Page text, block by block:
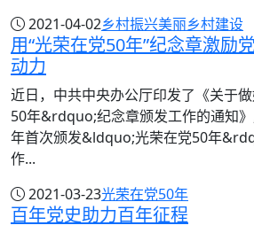
2021-04-02乡村振兴美丽乡村建设
用“光荣在党50年”纪念章激励
动力
近日，中共中央办公厅印发了《关于
50年&rdquo;纪念章颁发工作的通知
年首次颁发&ldquo;光荣在党50年
作...
2021-03-23光荣在党50年
百年党史助力百年征程